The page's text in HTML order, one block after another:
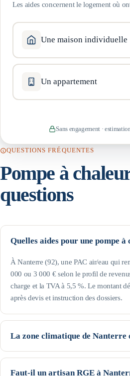
Les aides concernent le logement où
Une maison individuelle
Un appartement
Sans engagement ·
QUESTIONS FRÉQUENTES
Pompe à
questions
Quelles aides pour une pompe
À Nanterre (92), une PAC air/eau qui
000 ou 3 000 € selon le profil de
charge et la TVA à 5,5 %. Le montant
après devis et instruction des dossiers.
La zone climatique de Nanterre
Oui pour la prime CEE : Nanterre est
de chauffage y sont élevés et les
Faut-il un artisan RGE à